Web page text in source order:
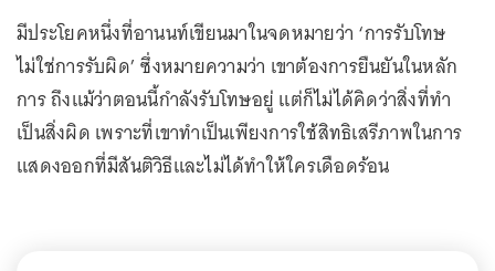
มีประโยคหนึ่งที่อานนท์เขียนมาในจดหมายว่า ‘การรับโทษ
ไม่ใช่การรับผิด’ ซึ่งหมายความว่า เขาต้องการยืนยันในหลัก
การ ถึงแม้ว่าตอนนี้กำลังรับโทษอยู่ แต่ก็ไม่ได้คิดว่าสิ่งที่ทำ
เป็นสิ่งผิด เพราะที่เขาทำเป็นเพียงการใช้สิทธิเสรีภาพในการ
แสดงออกที่มีสันติวิธีและไม่ได้ทำให้ใครเดือดร้อน